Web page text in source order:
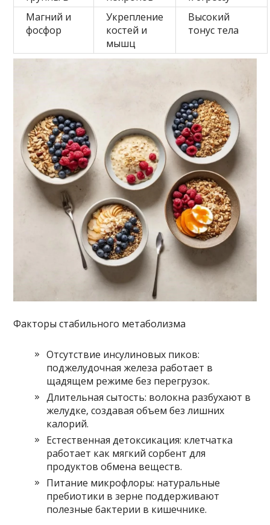
Магний и
фосфор
Укрепление
костей и
мышц
Высокий
тонус тела
Факторы стабильного метаболизма
Отсутствие инсулиновых пиков:
поджелудочная железа работает в
щадящем режиме без перегрузок.
Длительная сытость: волокна разбухают в
желудке‚ создавая объем без лишних
калорий.
Естественная детоксикация: клетчатка
работает как мягкий сорбент для
продуктов обмена веществ.
Питание микрофлоры: натуральные
пребиотики в зерне поддерживают
полезные бактерии в кишечнике.